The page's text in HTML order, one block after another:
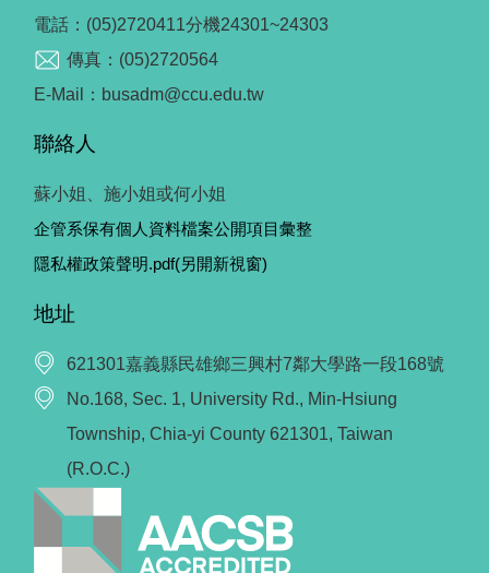
電話：(05)2720411分機24301~24303
傳真：(05)2720564
E-Mail：busadm@ccu.edu.tw
聯絡人
蘇小姐、施小姐或何小姐
企管系保有個人資料檔案公開項目彙整
隱私權政策聲明.pdf(另開新視窗)
地址
621301嘉義縣民雄鄉三興村7鄰大學路一段168號
No.168, Sec. 1, University Rd., Min-Hsiung
Township, Chia-yi County 621301, Taiwan
(R.O.C.)